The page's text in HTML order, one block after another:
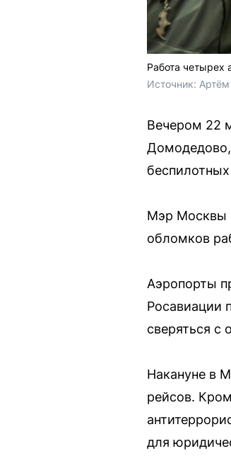
Работа четырех
Источник:
Вечером 22
Мэр Москвы
обломков
Аэропорты
Росавиации
сверяться с
Накануне в
рейсов.
для